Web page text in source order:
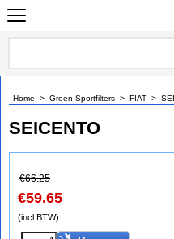
Home > Green Sportfilters > FIAT >
SEICENTO
€66.25
€59.65
(incl BTW)